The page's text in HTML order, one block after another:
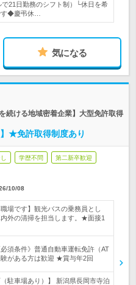
21日勤務のシフト制）└休日を希
す◆慶弔休…
気になる
続ける地域密着企業】大型免許取得
★免許取得制度あり
学歴不問 第二新卒歓迎
10/08
場です】観光バスの乗務員とし
外の清掃を担当します。★面接1
須条件》普通自動車運転免許（AT
がある方は歓迎 ★賞与年2回
駐車場あり）】 新潟県長岡市寺泊